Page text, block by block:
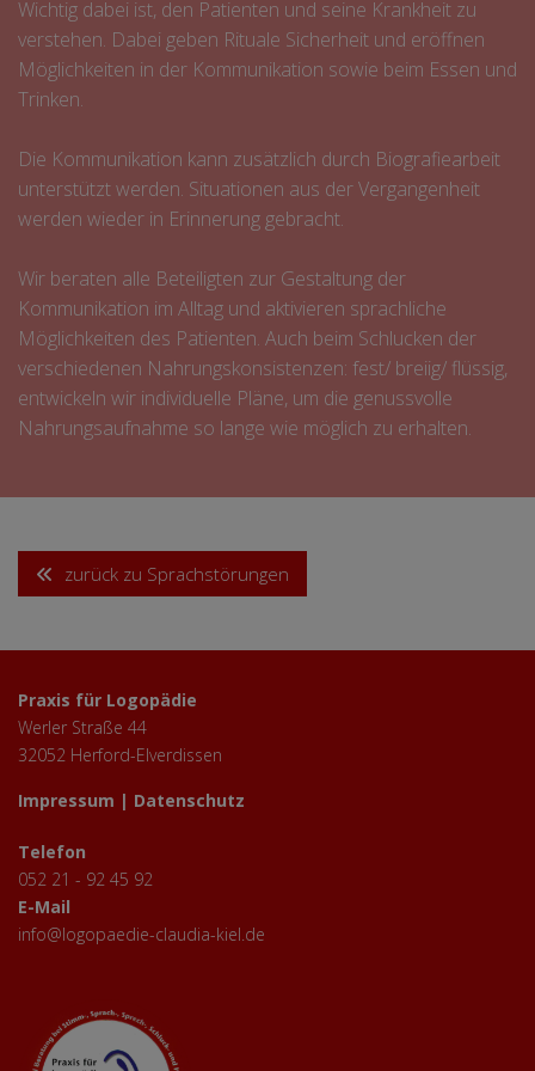
Wichtig dabei ist, den Patienten und seine Krankheit zu
verstehen. Dabei geben Rituale Sicherheit und eröffnen
Möglichkeiten in der Kommunikation sowie beim Essen und
Trinken.
Die Kommunikation kann zusätzlich durch Biografiearbeit
unterstützt werden. Situationen aus der Vergangenheit
werden wieder in Erinnerung gebracht.
Wir beraten alle Beteiligten zur Gestaltung der
Kommunikation im Alltag und aktivieren sprachliche
Möglichkeiten des Patienten. Auch beim Schlucken der
verschiedenen Nahrungskonsistenzen: fest/ breiig/ flüssig,
entwickeln wir individuelle Pläne, um die genussvolle
Nahrungsaufnahme so lange wie möglich zu erhalten.
zurück zu Sprachstörungen
Praxis für Logopädie
Werler Straße 44
32052 Herford-Elverdissen
Impressum | Datenschutz
Telefon
052 21 - 92 45 92
E-Mail
info@logopaedie-claudia-kiel.de